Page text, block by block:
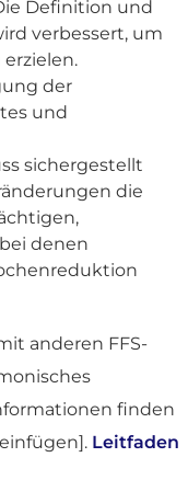
Definition und
verbessert, um
der
und
sichergestellt
die
denen
anderen FFS-
finden
Leitfaden